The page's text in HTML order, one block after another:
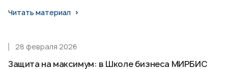
Читать материал
Защита на максимум: в Школе бизнеса МИРБИС
28 февраля 2026